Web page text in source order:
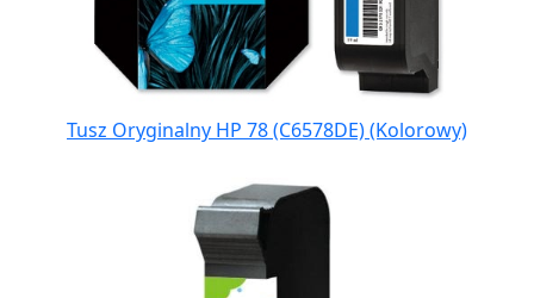
Tusz Oryginalny HP 78 (C6578DE) (Kolorowy)